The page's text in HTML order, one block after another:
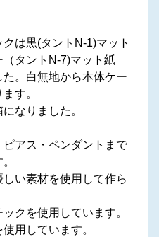
は黒(タントN-1)マット
タントN-7)マット紙
。白無地から本体ケー
す。
なりました。
アス・ペンダントまで
い素材を使用して作ら
クを使用しています。
用しています。